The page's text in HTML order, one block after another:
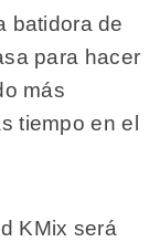
batidora de
para hacer
más
tiempo en el
KMix será